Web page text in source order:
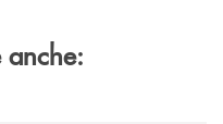
anche: